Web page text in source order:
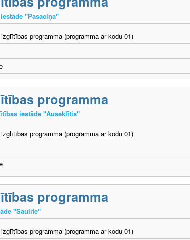
"Pasaciņa"
programma (programma ar kodu 01)
programma
iestāde "Auseklītis"
programma (programma ar kodu 01)
programma
"Saulīte"
programma (programma ar kodu 01)